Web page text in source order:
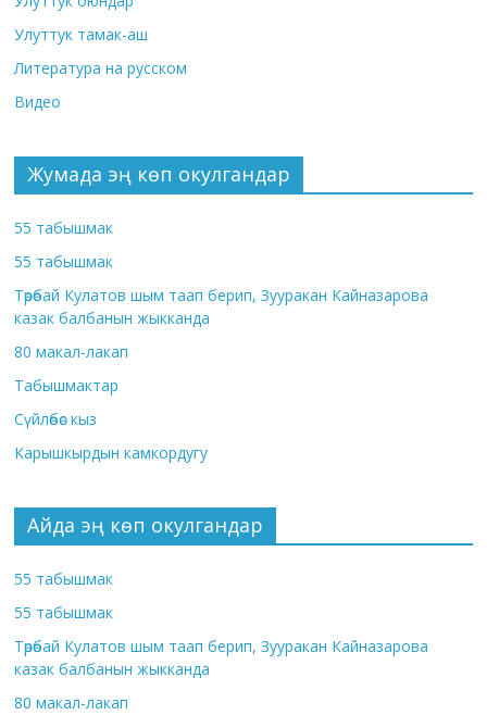
Улуттук тамак-аш
Литература на русском
Видео
Жумада эң көп окулгандар
55 табышмак
55 табышмак
Төрөбай Кулатов шым таап берип, Зууракан Кайназарова
казак балбанын жыкканда
80 макал-лакап
Табышмактар
Сүйлөбөс кыз
Карышкырдын камкордугу
Айда эң көп окулгандар
55 табышмак
55 табышмак
Төрөбай Кулатов шым таап берип, Зууракан Кайназарова
казак балбанын жыкканда
80 макал-лакап